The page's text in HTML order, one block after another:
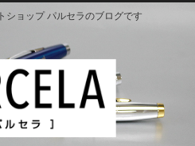
ショップ パルセラのブログです